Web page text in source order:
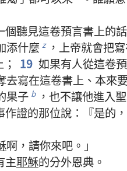
個聽見這卷預言書上的話
添什麼 z ， 上帝就會把寫
； 19 如果有人從這卷
去寫在這卷書上 、 本來
果子 b ， 也不讓他進入
作證的那位說 ：『是的 ，
啊 ， 請你來吧 。」
主耶穌的分外恩典 。